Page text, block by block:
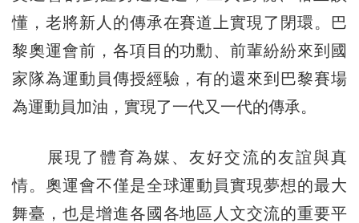
懂，老將新人的傳承在賽道上實現了閉環。巴
黎奧運會前，各項目的功勳、前輩紛紛來到國
家隊為運動員傳授經驗，有的還來到巴黎賽場
為運動員加油，實現了一代又一代的傳承。
展現了體育為媒、友好交流的友誼與真
情。奧運會不僅是全球運動員實現夢想的最大
舞臺，也是增進各國各地區人文交流的重要平